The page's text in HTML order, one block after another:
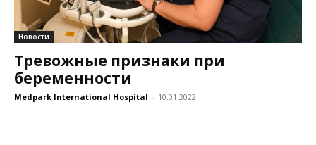
Новости
Тревожные признаки при
беременности
Medpark International Hospital - 10.01.2022